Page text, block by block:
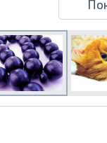
часа в Риге –
и виды